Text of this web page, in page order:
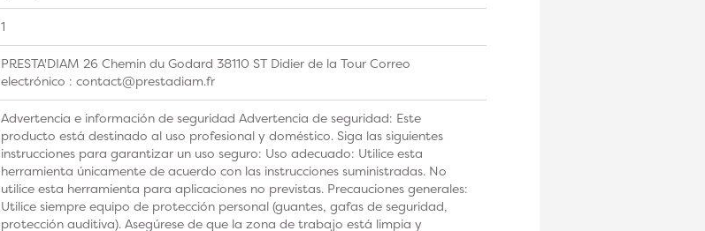
1
PRESTA'DIAM 26 Chemin du Godard 38110 ST Didier de la Tour Correo
electrónico : contact@prestadiam.fr
Advertencia e información de seguridad Advertencia de seguridad: Este
producto está destinado al uso profesional y doméstico. Siga las siguientes
instrucciones para garantizar un uso seguro: Uso adecuado: Utilice esta
herramienta únicamente de acuerdo con las instrucciones suministradas. No
utilice esta herramienta para aplicaciones no previstas. Precauciones generales:
Utilice siempre equipo de protección personal (guantes, gafas de seguridad,
protección auditiva). Asegúrese de que la zona de trabajo está limpia y